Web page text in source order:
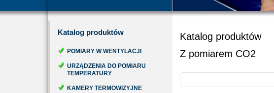
Katalog produktów
Z pomiarem CO2
Katalog produktów
POMIARY W WENTYLACJI
URZĄDZENIA DO POMIARU
TEMPERATURY
KAMERY TERMOWIZYJNE